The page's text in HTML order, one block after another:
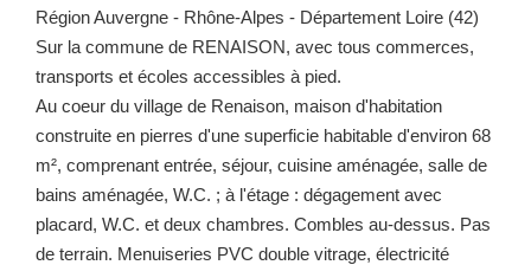
Région Auvergne - Rhône-Alpes - Département Loire (42)
Sur la commune de RENAISON, avec tous commerces,
transports et écoles accessibles à pied.
Au coeur du village de Renaison, maison d'habitation
construite en pierres d'une superficie habitable d'environ 68
m², comprenant entrée, séjour, cuisine aménagée, salle de
bains aménagée, W.C. ; à l'étage : dégagement avec
placard, W.C. et deux chambres. Combles au-dessus. Pas
de terrain. Menuiseries PVC double vitrage, électricité